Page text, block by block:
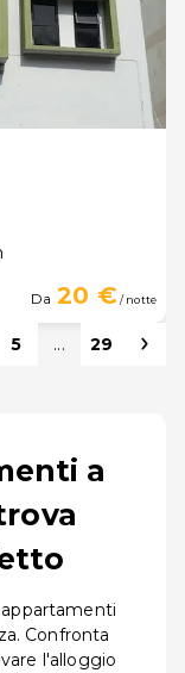
Da 20 €/ notte
5 ... 29
a
Confronta
l'alloggio